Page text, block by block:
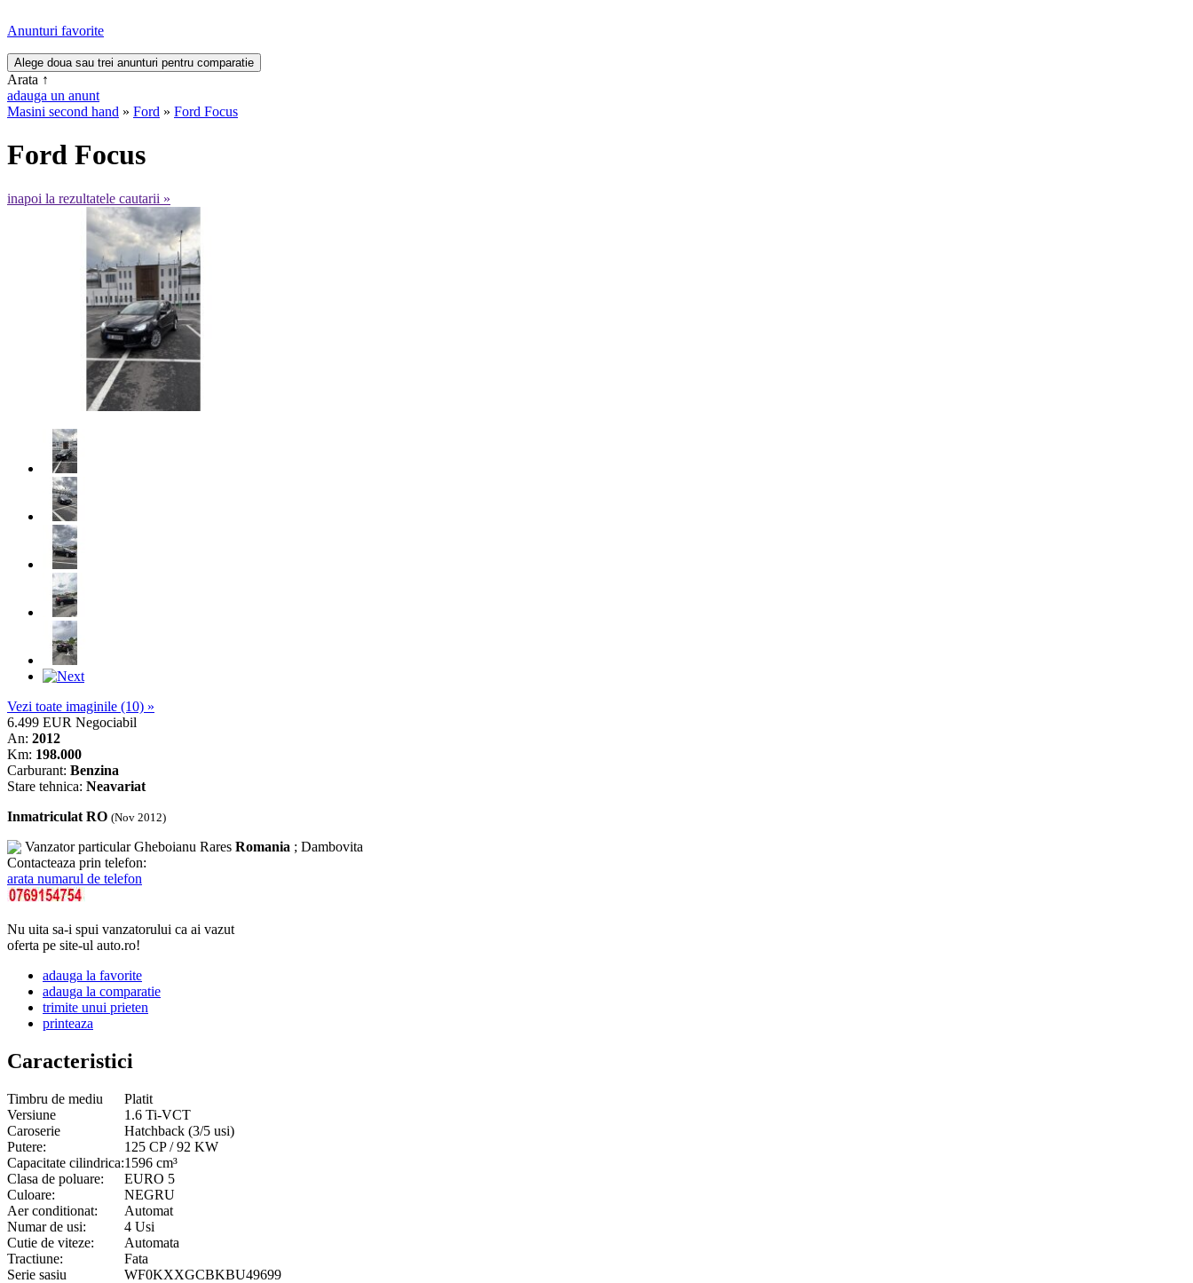
Anunturi favorite
Arata ↑
adauga un anunt
Masini second hand » Ford » Ford Focus
Ford Focus
inapoi la rezultatele cautarii »
Vezi toate imaginile (10) »
6.499 EUR Negociabil
An: 2012
Km: 198.000
Carburant: Benzina
Stare tehnica: Neavariat
Inmatriculat RO (Nov 2012)
Vanzator particularGheboianu Rares Romania ; Dambovita
Contacteaza prin telefon:
arata numarul de telefon
Nu uita sa-i spui vanzatorului ca ai vazut
oferta pe site-ul auto.ro!
adauga la favorite
adauga la comparatie
trimite unui prieten
printeaza
Caracteristici
Timbru de mediu
Platit
Versiune
1.6 Ti-VCT
Caroserie
Hatchback (3/5 usi)
Putere:
125 CP / 92 KW
Capacitate cilindrica:1596 cm³
Clasa de poluare:
EURO 5
Culoare:
NEGRU
Aer conditionat:
Automat
Numar de usi:
4 Usi
Cutie de viteze:
Automata
Tractiune:
Fata
Serie sasiu
WF0KXXGCBKBU49699